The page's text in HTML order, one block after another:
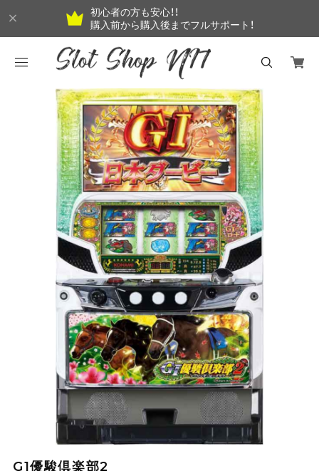
初心者の方も安心！！
購入前から購入後までフルサポート！
G1優駿倶楽部2